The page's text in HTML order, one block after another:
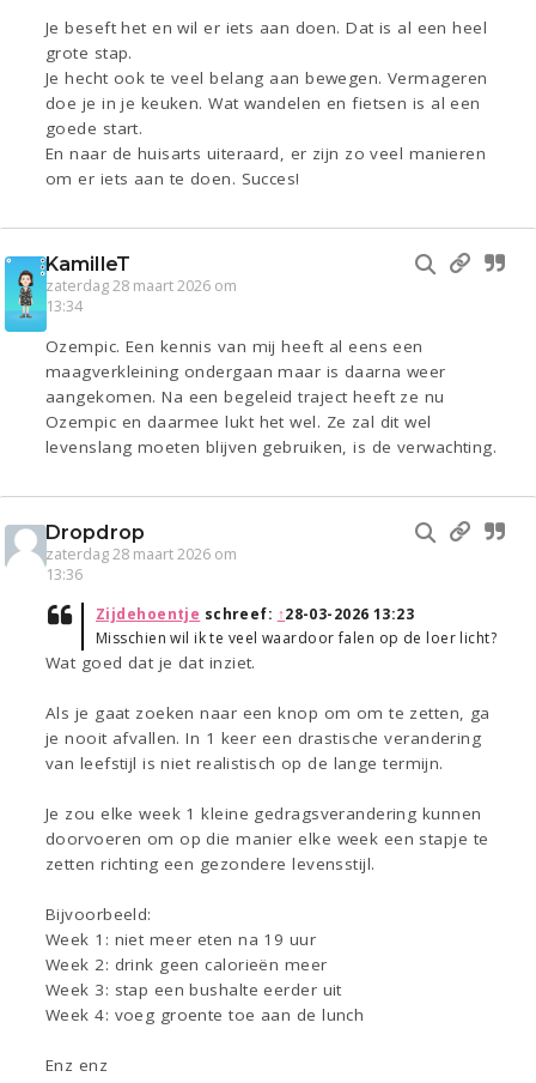
Je beseft het en wil er iets aan doen. Dat is al een heel
grote stap.
Je hecht ook te veel belang aan bewegen. Vermageren
doe je in je keuken. Wat wandelen en fietsen is al een
goede start.
En naar de huisarts uiteraard, er zijn zo veel manieren
om er iets aan te doen. Succes!
KamilleT
zaterdag 28 maart 2026 om
13:34
Ozempic. Een kennis van mij heeft al eens een
maagverkleining ondergaan maar is daarna weer
aangekomen. Na een begeleid traject heeft ze nu
Ozempic en daarmee lukt het wel. Ze zal dit wel
levenslang moeten blijven gebruiken, is de verwachting.
Dropdrop
zaterdag 28 maart 2026 om
13:36
Zijdehoentje schreef: ↑28-03-2026 13:23
Misschien wil ik te veel waardoor falen op de loer licht?
Wat goed dat je dat inziet.
Als je gaat zoeken naar een knop om om te zetten, ga
je nooit afvallen. In 1 keer een drastische verandering
van leefstijl is niet realistisch op de lange termijn.
Je zou elke week 1 kleine gedragsverandering kunnen
doorvoeren om op die manier elke week een stapje te
zetten richting een gezondere levensstijl.
Bijvoorbeeld:
Week 1: niet meer eten na 19 uur
Week 2: drink geen calorieën meer
Week 3: stap een bushalte eerder uit
Week 4: voeg groente toe aan de lunch
Enz enz